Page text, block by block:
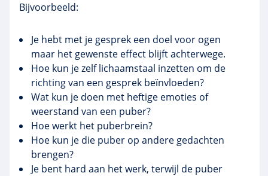
Bijvoorbeeld:
Je hebt met je gesprek een doel voor ogen
maar het gewenste effect blijft achterwege.
Hoe kun je zelf lichaamstaal inzetten om de
richting van een gesprek beïnvloeden?
Wat kun je doen met heftige emoties of
weerstand van een puber?
Hoe werkt het puberbrein?
Hoe kun je die puber op andere gedachten
brengen?
Je bent hard aan het werk, terwijl de puber